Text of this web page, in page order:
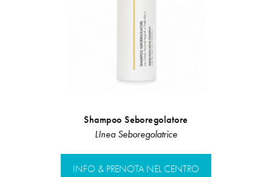
Shampoo Seboregolatore
LInea Seboregolatrice
INFO & PRENOTA NEL CENTRO